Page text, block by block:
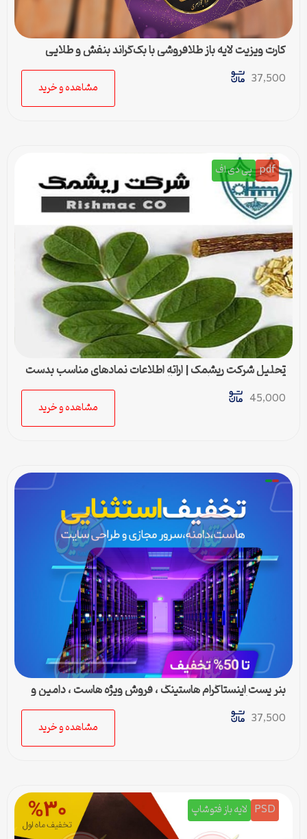
کارت ویزیت لایه باز طلافروشی با بک‌گراند بنفش و طلایی
37,500
مشاهده و خرید
pdf پی دی اف
تحلیل شرکت ریشمک | ارائه اطلاعات نمادهای مناسب بدست
آمده با رویکرد تحیلی تکنیکال
45,000
مشاهده و خرید
بنر پست اینستاگرام هاستینگ ، فروش ویژه هاست ، دامین و
سرور مجازی
37,500
مشاهده و خرید
PSD لایه باز فتوشاپ